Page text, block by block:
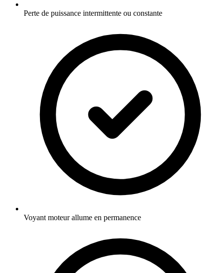
Perte de puissance intermittente ou constante
Voyant moteur allume en permanence